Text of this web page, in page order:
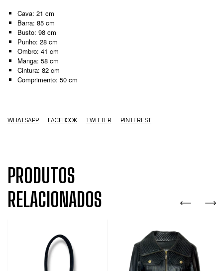
Cava: 21 cm
Barra: 85 cm
Busto: 98 cm
Punho: 28 cm
Ombro: 41 cm
Manga: 58 cm
Cintura: 82 cm
Comprimento: 50 cm
WHATSAPP FACEBOOK TWITTER PINTEREST
PRODUTOS
RELACIONADOS